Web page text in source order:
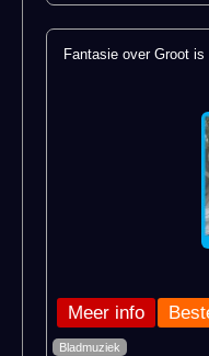
Fantasie over Groot is
Meer info
Bladmuziek